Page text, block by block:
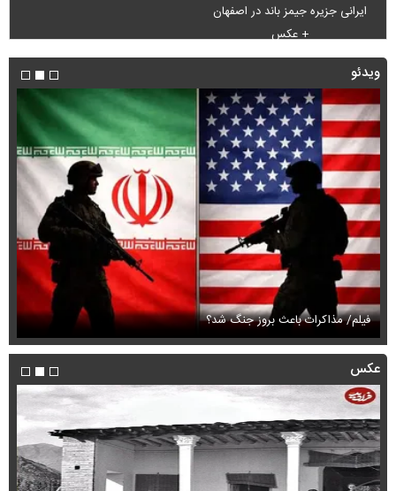
ایرانی جزیره جیمز باند در اصفهان
+ عکس
ویدئو
فیلم/ مذاکرات باعث بروز جنگ شد؟
عکس